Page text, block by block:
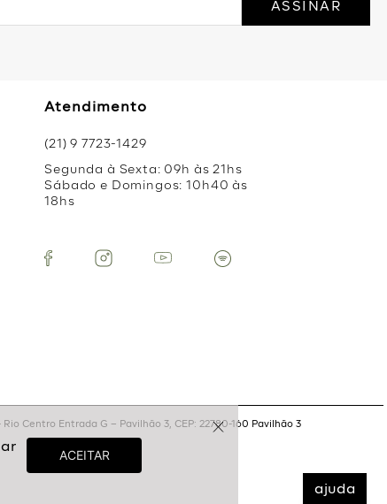
ajuda
ASSINAR
Atendimento
(21) 9 7723-1429
Segunda à Sexta: 09h às 21hs
Sábado e Domingos: 10h40 às
18hs
Centro Entrada G – Pavilhão 3, CEP: 22780-160 Pavilhão 3